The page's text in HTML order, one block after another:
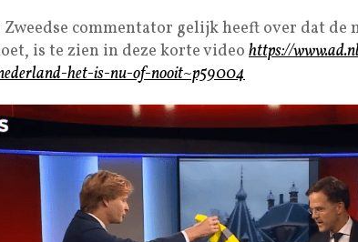
Zweedse commentator gelijk heeft over dat de
is te zien in deze korte video https://
het-is-nu-of-nooit~p59004